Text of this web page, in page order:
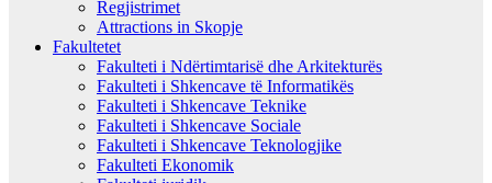
Regjistrimet
Attractions in Skopje
Fakultetet
Fakulteti i Ndërtimtarisë dhe Arkitekturës
Fakulteti i Shkencave të Informatikës
Fakulteti i Shkencave Teknike
Fakulteti i Shkencave Sociale
Fakulteti i Shkencave Teknologjike
Fakulteti Ekonomik